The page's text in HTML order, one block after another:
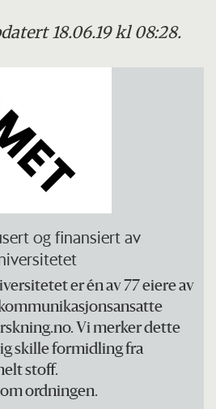
18.06.19 kl 08:28.
og finansiert av
er én av 77 eiere av
Vi merker dette
skille formidling fra
stoff.
ordningen.